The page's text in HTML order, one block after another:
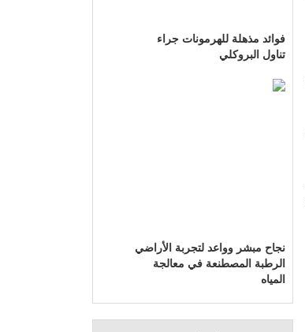
فوائد مذهلة للهرمونات جراء
تناول البروكلي
نجاح مبشر وواعد لتجربة الأراضي
الرطبة المصطنعة في معالجة
المياه